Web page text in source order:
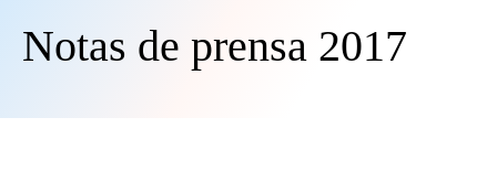
Notas de prensa 2017